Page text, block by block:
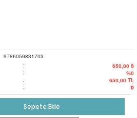
9786059831703
: 650,00 ₺
: %0
: 650,00 TL
: 0
Sepete Ekle